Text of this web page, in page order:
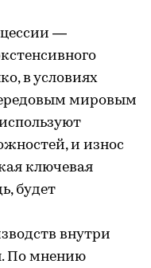
—
в условиях
мировым
и износ
ключевая
будет
внутри
По мнению